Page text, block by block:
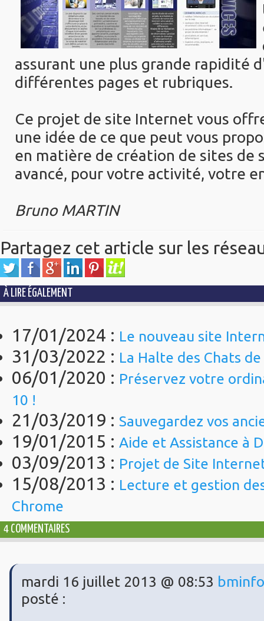
assurant une plus grande rapidité
différentes pages et rubriques.
Ce projet de site Internet vous
une idée de ce que peut vous
en matière de création de sites de
avancé, pour votre activité, votre
Bruno MARTIN
Partagez cet article sur les
À LIRE ÉGALEMENT
17/01/2024 : Le nouveau site
31/03/2022 : La Halte des Chats
06/01/2020 : Préservez votre
10 !
21/03/2019 : Sauvegardez vos
19/01/2015 : Aide et Assistance à
03/09/2013 : Projet de Site
15/08/2013 : Lecture et gestion
Chrome
4 COMMENTAIRES
mardi 16 juillet 2013 @ 08:53
posté :